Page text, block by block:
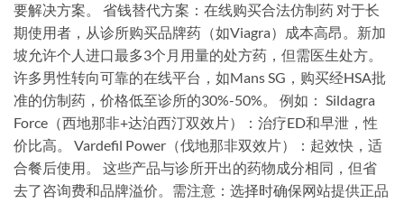
要解决方案。 省钱替代方案：在线购买合法仿制药 对于长
期使用者，从诊所购买品牌药（如Viagra）成本高昂。新加
坡允许个人进口最多3个月用量的处方药，但需医生处方。
许多男性转向可靠的在线平台，如Mans SG，购买经HSA批
准的仿制药，价格低至诊所的30%-50%。 例如： Sildagra
Force（西地那非+达泊西汀双效片）：治疗ED和早泄，性
价比高。 Vardefil Power（伐地那非双效片）：起效快，适
合餐后使用。 这些产品与诊所开出的药物成分相同，但省
去了咨询费和品牌溢价。需注意：选择时确保网站提供正品